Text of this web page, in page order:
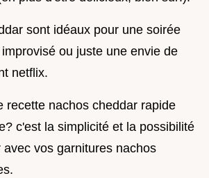
sont idéaux pour une soirée
ou juste une envie de
netflix.
recette nachos cheddar rapide
c'est la simplicité et la possibilité
vos garnitures nachos